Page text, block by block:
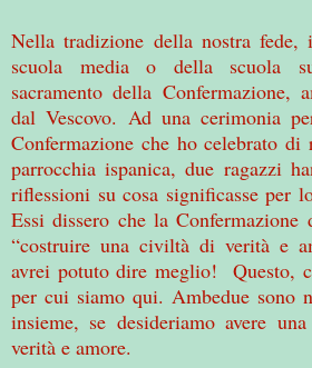
Nella tradizione della nostra fede,
scuola media o della scuola
sacramento della Confermazione,
dal Vescovo. Ad una cerimonia
Confermazione che ho celebrato di
parrocchia ispanica, due ragazzi
riflessioni su cosa significasse per
Essi dissero che la
“costruire una civiltà di verità e
avrei potuto dire meglio! Questo,
per cui siamo qui. Ambedue sono
insieme, se desideriamo avere
verità e amore.